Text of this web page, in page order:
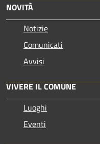
NOVITÀ
Notizie
Comunicati
Avvisi
VIVERE IL COMUNE
Luoghi
Eventi